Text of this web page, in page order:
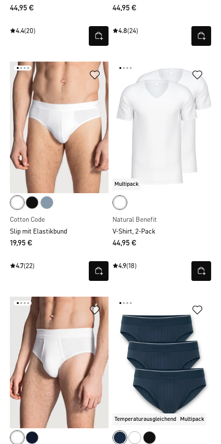
44,95 €
4.4(20)
44,95 €
4.8(24)
Cotton Code
Slip mit Elastikbund
19,95 €
4.7(22)
Multipack
Natural Benefit
V-Shirt, 2-Pack
44,95 €
4.9(18)
Temperaturausgleichend Multipack